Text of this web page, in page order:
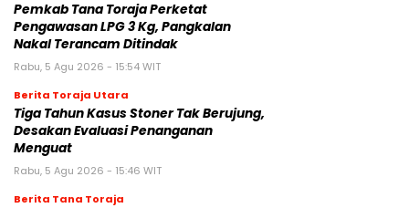
Pemkab Tana Toraja Perketat
Pengawasan LPG 3 Kg, Pangkalan
Nakal Terancam Ditindak
Rabu, 5 Agu 2026 - 15:54 WIT
Berita Toraja Utara
Tiga Tahun Kasus Stoner Tak Berujung,
Desakan Evaluasi Penanganan
Menguat
Rabu, 5 Agu 2026 - 15:46 WIT
Berita Tana Toraja